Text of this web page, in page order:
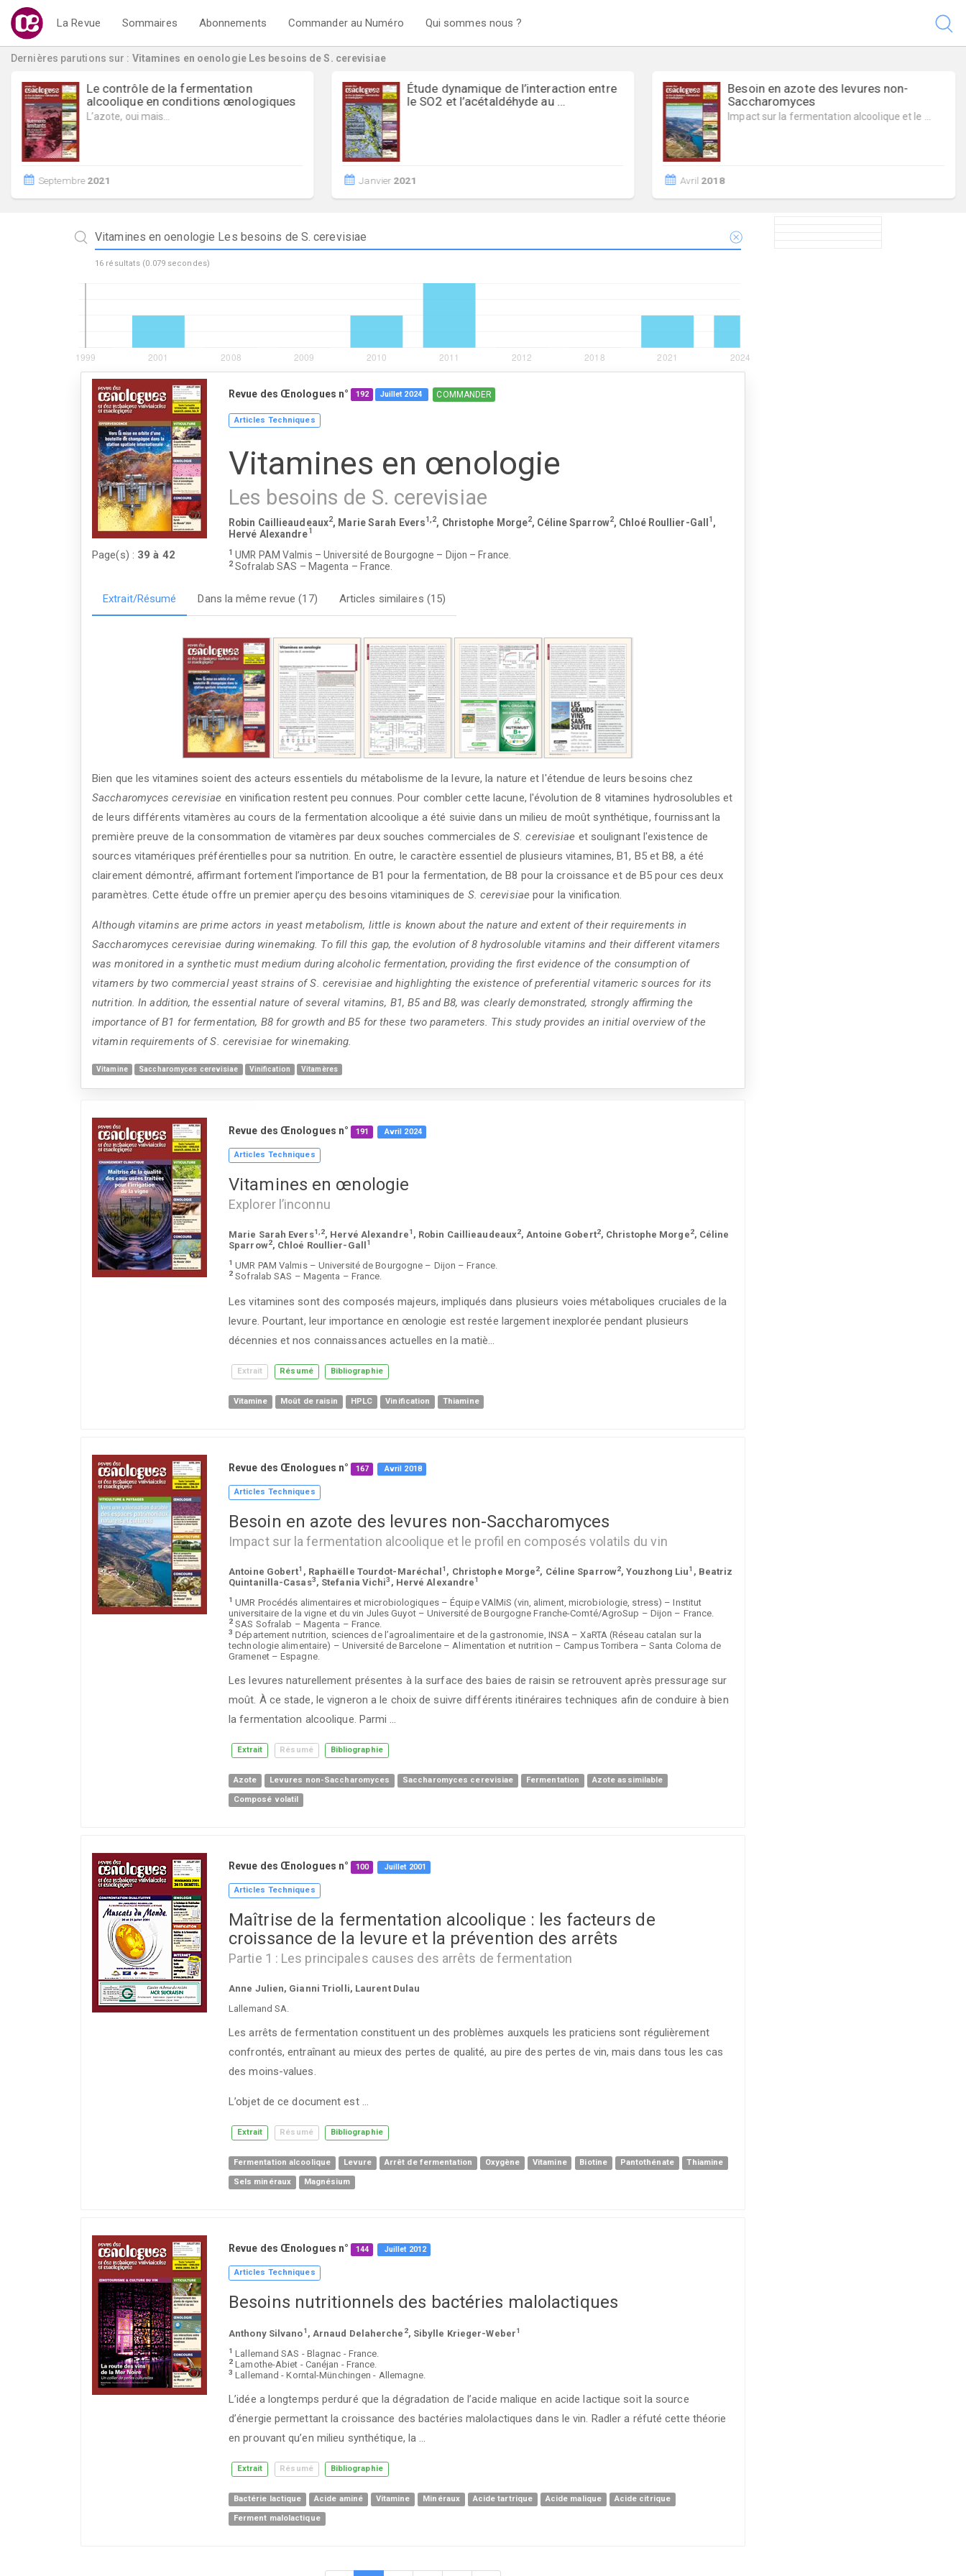
La Revue Sommaires Abonnements Commander au Numéro Qui sommes nous ?
Dernières parutions sur : Vitamines en oenologie Les besoins de S. cerevisiae
Étude dynamique de l’interaction entre
le SO2 et l’acétaldéhyde au …
Janvier
Besoin en azote des levures non-
Saccharomyces
Avril
Besoins nutritionnels des
bactéries malolactiques
Juillet
16 résultats (0.079secondes)
Page(s) : 39 à 42
Revue des Œnologues n° 192 Juillet 2024 COMMANDER
Articles Techniques
Vitamines en œnologie
Les besoins de S. cerevisiae
Robin Caillieaudeaux2, Marie Sarah Evers1,2, Christophe Morge2, Céline Sparrow2, Chloé Roullier-Gall1 ,
Hervé Alexandre1
1 UMR PAM Valmis – Université de Bourgogne – Dijon – France.
2 Sofralab SAS – Magenta – France.
Extrait/Résumé Dans la même revue (17) Articles similaires (15)
Bien que les vitamines soient des acteurs essentiels du métabolisme de la levure, la nature et l'étendue de leurs besoins chez
Saccharomyces cerevisiae en vinification restent peu connues. Pour combler cette lacune, l'évolution de 8 vitamines hydrosolubles et
de leurs différents vitamères au cours de la fermentation alcoolique a été suivie dans un milieu de moût synthétique, fournissant la
première preuve de la consommation de vitamères par deux souches commerciales deS. cerevisiae et soulignant l'existence de
sources vitamériques préférentielles pour sa nutrition. En outre, le caractère essentiel de plusieurs vitamines, B1, B5 et B8, a été
clairement démontré, affirmant fortement l’importance de B1 pour la fermentation, de B8 pour la croissance et de B5 pour ces deux
paramètres. Cette étude offre un premier aperçu des besoins vitaminiques de S. cerevisiae pour la vinification.
Although vitamins are prime actors in yeast metabolism, little is known about the nature and extent of their requirements in
Saccharomyces cerevisiae during winemaking. To fill this gap, the evolution of 8 hydrosoluble vitamins and their different vitamers
was monitored in a synthetic must medium during alcoholic fermentation, providing the first evidence of the consumption of
vitamers by two commercial yeast strains of S. cerevisiae and highlighting the existence of preferential vitameric sources for its
nutrition. In addition, the essential nature of several vitamins, B1, B5 and B8, was clearly demonstrated, strongly affirming the
importance of B1 for fermentation, B8 for growth and B5 for these two parameters. This study provides an initial overview of the
vitamin requirements of S. cerevisiae for winemaking.
Vitamine Saccharomyces cerevisiae Vinification Vitamères
Revue des Œnologues n° 191 Avril 2024
Articles Techniques
Vitamines en œnologie
Explorer l’inconnu
Marie Sarah Evers1,2, Hervé Alexandre1 , Robin Caillieaudeaux2, Antoine Gobert2, Christophe Morge2, Céline
Sparrow2, Chloé Roullier-Gall1
1 UMR PAM Valmis – Université de Bourgogne – Dijon – France.
2 Sofralab SAS – Magenta – France.
Les vitamines sont des composés majeurs, impliqués dans plusieurs voies métaboliques cruciales de la
levure. Pourtant, leur importance en œnologie est restée largement inexplorée pendant plusieurs
décennies et nos connaissances actuelles en la matiè…
Extrait Résumé Bibliographie
Vitamine Moût de raisin HPLC Vinification Thiamine
Revue des Œnologues n° 167 Avril 2018
Articles Techniques
Besoin en azote des levures non-Saccharomyces
Impact sur la fermentation alcoolique et le profil en composés volatils du vin
Antoine Gobert1 , Raphaëlle Tourdot-Maréchal1 , Christophe Morge2, Céline Sparrow2, Youzhong Liu1 , Beatriz
Quintanilla-Casas3, Stefania Vichi3 , Hervé Alexandre1
1 UMR Procédés alimentaires et microbiologiques – Équipe VAlMiS (vin, aliment, microbiologie, stress) – Institut
universitaire de la vigne et du vin Jules Guyot – Université de Bourgogne Franche-Comté/AgroSup – Dijon – France.
2 SAS Sofralab – Magenta – France.
3 Département nutrition, sciences de l’agroalimentaire et de la gastronomie, INSA – XaRTA (Réseau catalan sur la
technologie alimentaire) – Université de Barcelone – Alimentation et nutrition – Campus Torribera – Santa Coloma de
Gramenet – Espagne.
Les levures naturellement présentes à la surface des baies de raisin se retrouvent après pressurage sur
moût. À ce stade, le vigneron a le choix de suivre différents itinéraires techniques afin de conduire à bien
la fermentation alcoolique. Parmi …
Extrait Résumé Bibliographie
Azote Levures non-Saccharomyces Saccharomyces cerevisiae Fermentation Azote assimilable
Composé volatil
Revue des Œnologues n° 100 Juillet 2001
Articles Techniques
Maîtrise de la fermentation alcoolique : les facteurs de
croissance de la levure et la prévention des arrêts
Partie 1 : Les principales causes des arrêts de fermentation
Anne Julien, Gianni Triolli, Laurent Dulau
Lallemand SA.
Les arrêts de fermentation constituent un des problèmes auxquels les praticiens sont régulièrement
confrontés, entraînant au mieux des pertes de qualité, au pire des pertes de vin, mais dans tous les cas
des moins-values.
L’objet de ce document est …
Extrait Résumé Bibliographie
Fermentation alcoolique Levure Arrêt de fermentation Oxygène Vitamine Biotine Pantothénate Thiamine
Sels minéraux Magnésium
Revue des Œnologues n° 144 Juillet 2012
Articles Techniques
Besoins nutritionnels des bactéries malolactiques
Anthony Silvano1 , Arnaud Delaherche 2, Sibylle Krieger-Weber1
1 Lallemand SAS - Blagnac - France.
2 Lamothe-Abiet - Canéjan - France.
3 Lallemand - Korntal-Münchingen - Allemagne.
L’idée a longtemps perduré que la dégradation de l’acide malique en acide lactique soit la source
d’énergie permettant la croissance des bactéries malolactiques dans le vin. Radler a réfuté cette théorie
en prouvant qu’en milieu synthétique, la …
Extrait Résumé Bibliographie
Bactérie lactique Acide aminé Vitamine Minéraux Acide tartrique Acide malique Acide citrique
Ferment malolactique